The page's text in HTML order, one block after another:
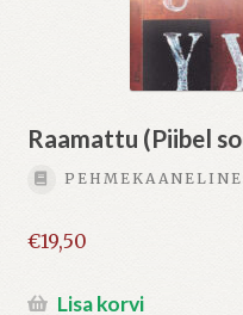
Raamattu (Piibel
PEHMEKAANELINE
€19,50
Lisa korvi